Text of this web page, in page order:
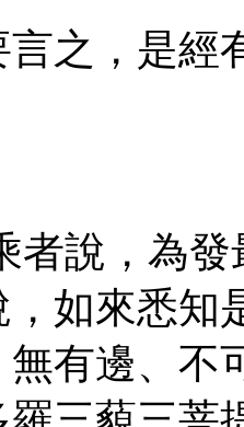
之，是經
者說，為
如來悉知
有邊、不